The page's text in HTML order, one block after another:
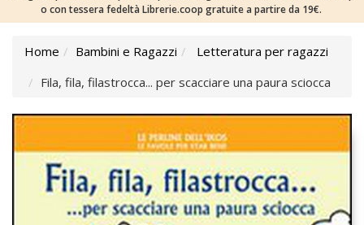
o con tessera fedeltà Librerie.coop gratuite a partire da 19€.
Home Bambini e Ragazzi
Letteratura per ragazzi
Fila, fila, filastrocca... per scacciare una paura sciocca